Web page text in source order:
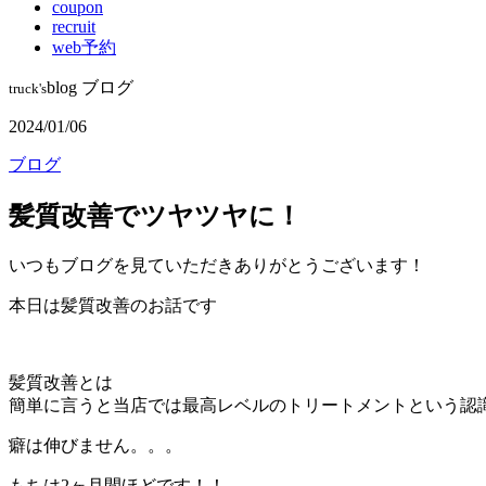
coupon
recruit
web予約
truck'sblog ブログ
2024/01/06
ブログ
髪質改善でツヤツヤに！
いつもブログを見ていただきありがとうございます！
本日は髪質改善のお話です
髪質改善とは
簡単に言うと当店では最高レベルのトリートメントという認
癖は伸びません。。。